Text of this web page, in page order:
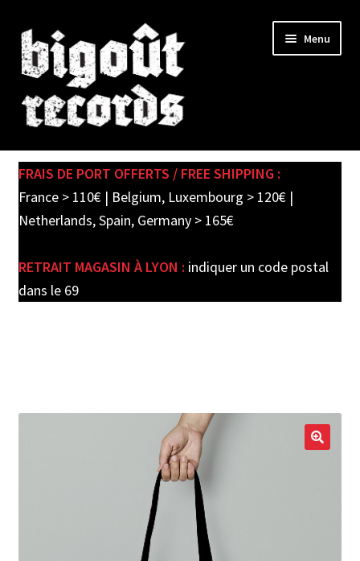
Skip
to
navigation
Skip
to
content
Menu
SHOP
child
PRE-ORDERS
FRAIS DE PORT OFFERTS / FREE SHIPPING :
France > 110€ | Belgium, Luxembourg > 120€ |
Netherlands, Spain, Germany > 165€
RETRAIT MAGASIN À LYON : indiquer un code postal
dans le 69